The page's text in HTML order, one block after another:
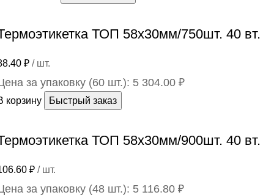
ТОП 58х30мм/750шт. 40 вт.
₽ / шт.
за упаковку (60 шт.): 5 304.00 ₽
корзину Быстрый заказ
ТОП 58х30мм/900шт. 40 вт.
₽ / шт.
за упаковку (48 шт.): 5 116.80 ₽